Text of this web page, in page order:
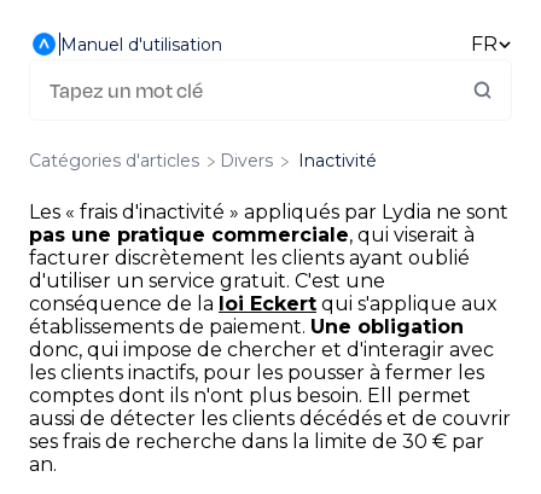
Manuel d'utilisation FR
Catégories d'articles ​Divers Inactivité
Les « frais d'inactivité » appliqués par Lydia ne sont
pas une pratique commerciale, qui viserait à
facturer discrètement les clients ayant oublié
d'utiliser un service gratuit. C'est une
conséquence de la loi Eckert qui s'applique aux
établissements de paiement. Une obligation
donc, qui impose de chercher et d'interagir avec
les clients inactifs, pour les pousser à fermer les
comptes dont ils n'ont plus besoin. Ell permet
aussi de détecter les clients décédés et de couvrir
ses frais de recherche dans la limite de 30 € par
an.